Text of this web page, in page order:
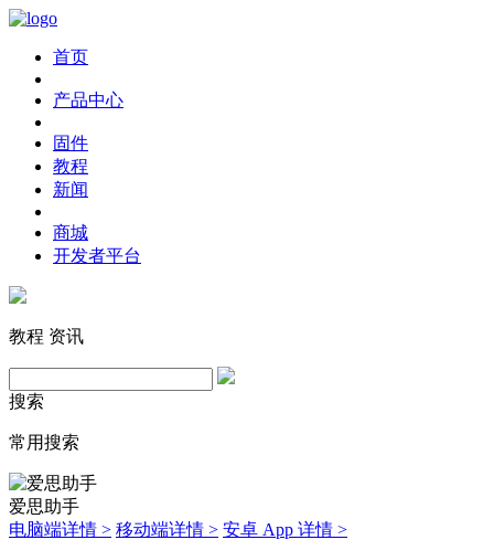
首页
产品中心
固件
教程
新闻
商城
开发者平台
教程 资讯
搜索
常用搜索
爱思助手
电脑端详情 > 移动端详情 > 安卓 App 详情 >